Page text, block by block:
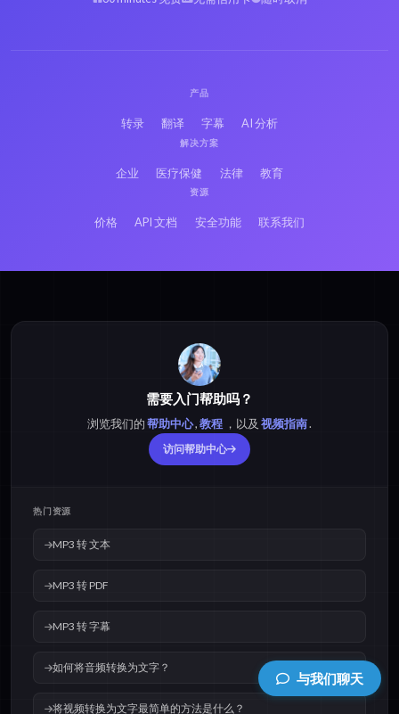
产品
转录 翻译 字幕 AI 分析
解决方案
企业 医疗保健 法律 教育
资源
价格 API 文档 安全功能 联系我们
需要入门帮助吗？
浏览我们的帮助中心,教程 ，以及 视频指南.
访问帮助中心
热门资源
MP3 转 文本
MP3 转 PDF
MP3 转 字幕
如何将音频转换为文字？
将视频转换为文字最简单的方法是什么？
与我们聊天